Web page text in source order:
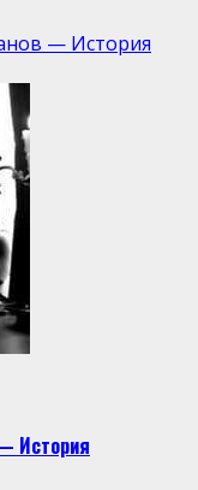
— История
История